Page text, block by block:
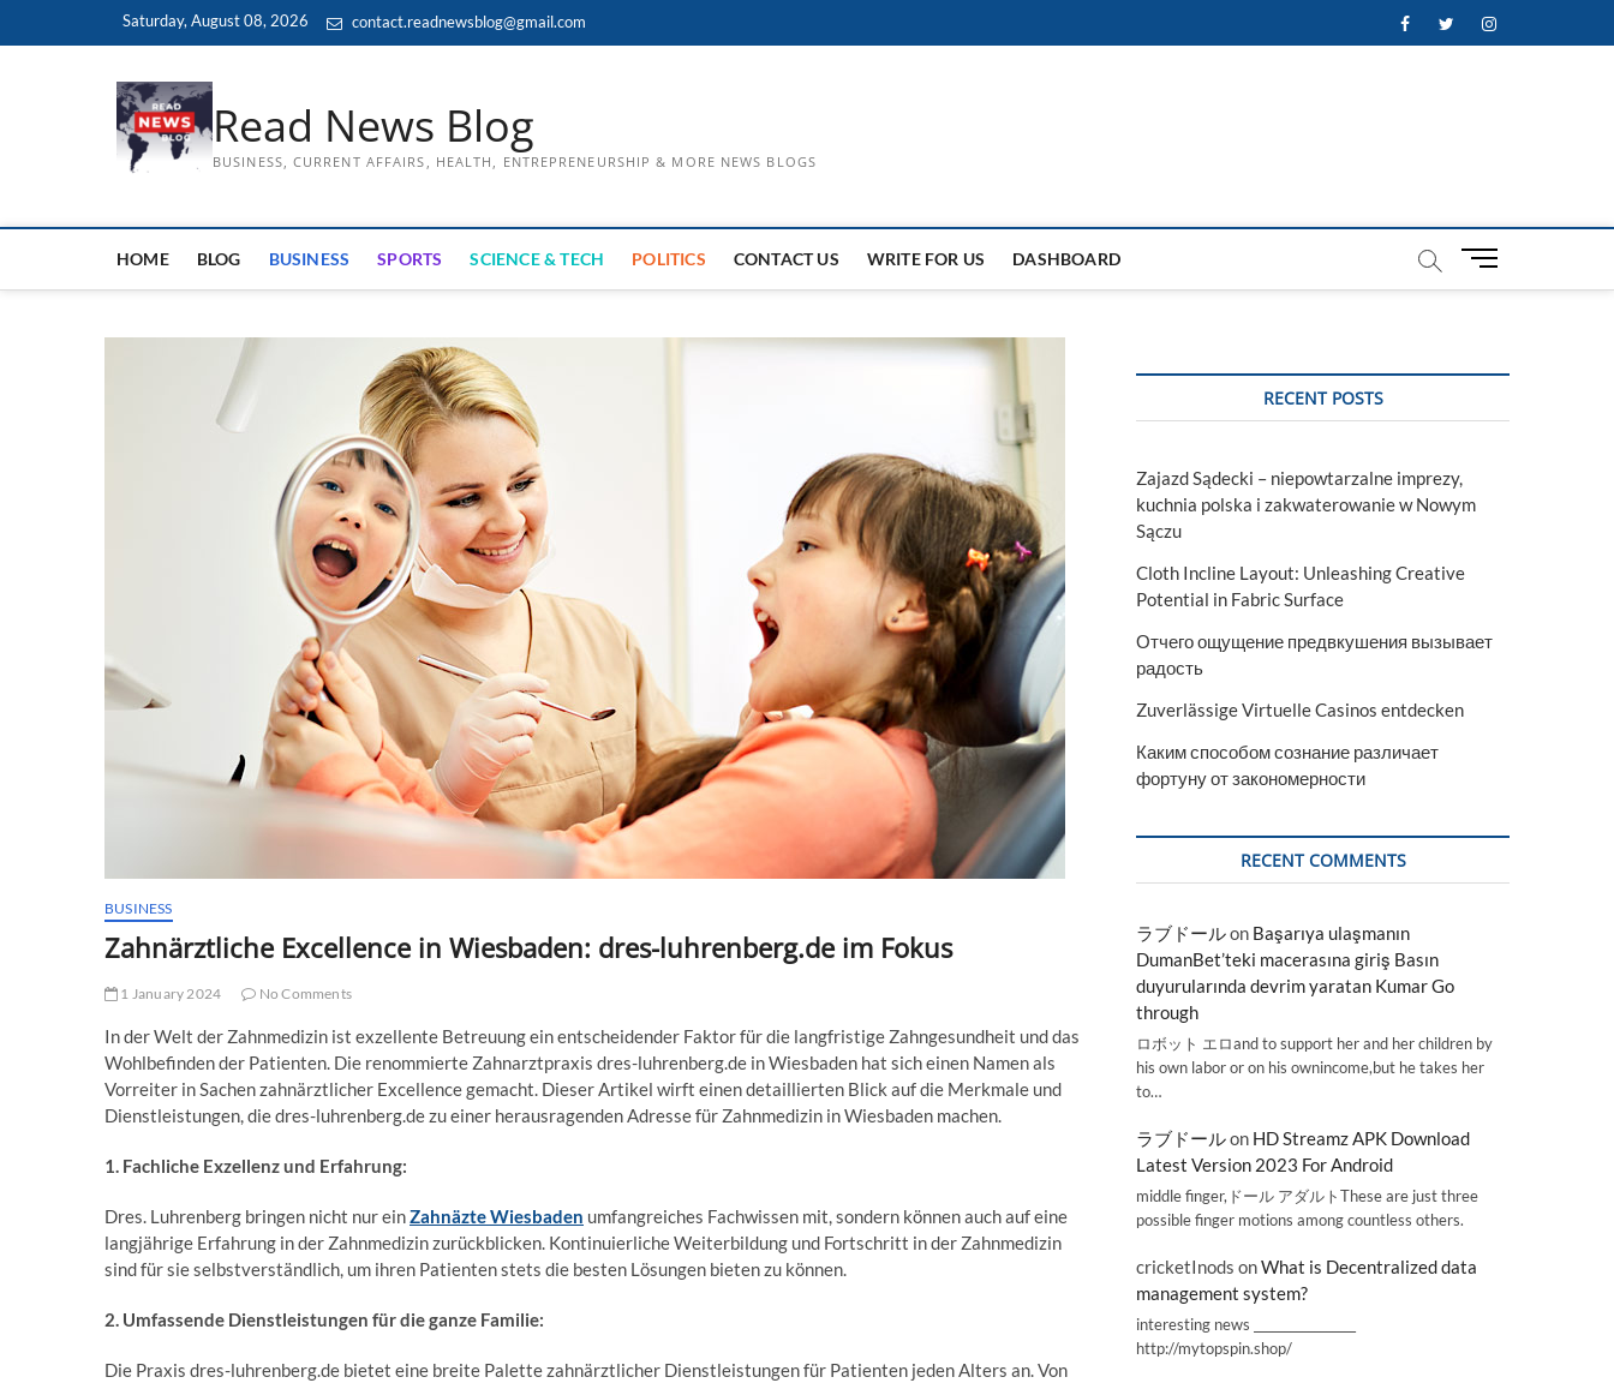
Saturday, August 08, 2026 contact.readnewsblog@gmail.com FacebookTwitterInstagram
Read News Blog
BUSINESS, CURRENT AFFAIRS, HEALTH, ENTREPRENEURSHIP & MORE NEWS BLOGS
HOME BLOG BUSINESS SPORTS SCIENCE & TECH POLITICS CONTACT US WRITE FOR US DASHBOARD
M
t
BUSINESS
Zahnärztliche Excellence in Wiesbaden: dres-luhrenberg.de im Fokus
1 January 2024 No Comments
In der Welt der Zahnmedizin ist exzellente Betreuung ein entscheidender Faktor für die langfristige Zahngesundheit und das
Wohlbefinden der Patienten. Die renommierte Zahnarztpraxis dres-luhrenberg.de in Wiesbaden hat sich einen Namen als
Vorreiter in Sachen zahnärztlicher Excellence gemacht. Dieser Artikel wirft einen detaillierten Blick auf die Merkmale und
Dienstleistungen, die dres-luhrenberg.de zu einer herausragenden Adresse für Zahnmedizin in Wiesbaden machen.
1. Fachliche Exzellenz und Erfahrung:
Dres. Luhrenberg bringen nicht nur einZahnäzte Wiesbaden umfangreiches Fachwissen mit, sondern können auch auf eine
langjährige Erfahrung in der Zahnmedizin zurückblicken. Kontinuierliche Weiterbildung und Fortschritt in der Zahnmedizin
sind für sie selbstverständlich, um ihren Patienten stets die besten Lösungen bieten zu können.
2. Umfassende Dienstleistungen für die ganze Familie:
Die Praxis dres-luhrenberg.de bietet eine breite Palette zahnärztlicher Dienstleistungen für Patienten jeden Alters an. Von
RECENT POSTS
Zajazd Sądecki – niepowtarzalne imprezy,
kuchnia polska i zakwaterowanie w Nowym
Sączu
Cloth Incline Layout: Unleashing Creative
Potential in Fabric Surface
Отчего ощущение предвкушения вызывает
радость
Zuverlässige Virtuelle Casinos entdecken
Каким способом сознание различает
фортуну от закономерности
RECENT COMMENTS
ラブドールon Başarıya ulaşmanın
DumanBet’teki macerasına giriş Basın
duyurularında devrim yaratan Kumar Go
through
ロボット エロand to support her and her children by
his own labor or on his ownincome,but he takes her
to…
ラブドールon HD Streamz APK Download
Latest Version 2023 For Android
middle finger,ドール アダルトThese are just three
possible finger motions among countless others.
cricketInods onWhat is Decentralized data
management system?
interesting news _________________
http://mytopspin.shop/